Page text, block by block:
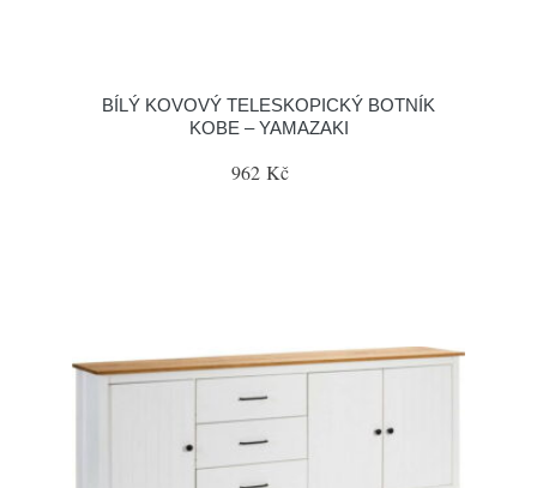
BÍLÝ KOVOVÝ TELESKOPICKÝ BOTNÍK
KOBE – YAMAZAKI
962 Kč